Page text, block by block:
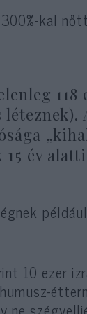
kal
év
10 ezer